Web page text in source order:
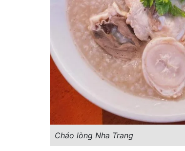
Cháo lòng Nha Trang